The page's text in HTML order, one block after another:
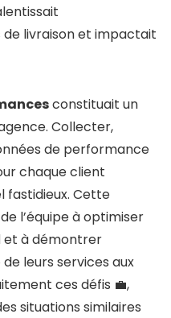
livraison et impactait
constituait un
Collecter,
de performance
chaque client
fastidieux. Cette
l’équipe à optimiser
et à démontrer
leurs services aux
ces défis 💼,
situations similaires